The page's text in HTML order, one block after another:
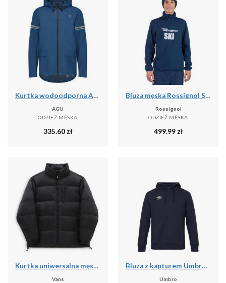
Kurtka wodoodporna Agu Original Essential
AGU
ODZIEŻ MĘSKA
335.60zł
Bluza męska Rossignol Signature Ski Hz Fleece
Rossignol
ODZIEŻ MĘSKA
499.99zł
Kurtka uniwersalna męska Vans NO Hood Puffer
Vans
Bluza z kapturem Umbro pro training
Umbro